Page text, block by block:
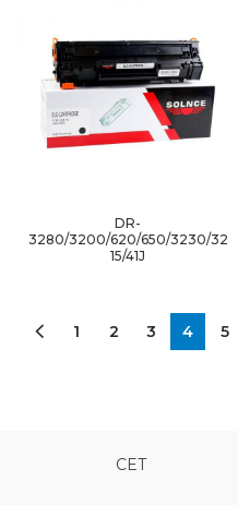
DR-
3280/3200/620/650/3230/32
15/41J
1 2 3 4 5
CET